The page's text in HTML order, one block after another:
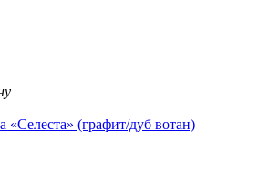
«Селеста» (графит/дуб вотан)